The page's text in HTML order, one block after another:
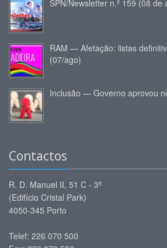
SPN/Newsletter n.º 159 (08 de
RAM — Afetação: listas
(07/ago)
Inclusão — Governo aprovou
Contactos
R. D. Manuel II, 51 C - 3º
(Edifício Cristal Park)
4050-345 Porto
Telef: 226 070 500